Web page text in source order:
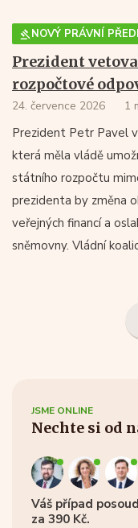
NOVÝ PRÁVNÍ
Prezident
rozpočtové
24. července 2026 1
Prezident Petr Pavel
která měla vládě
státního rozpočtu
prezidenta by změna
veřejných financí a
sněmovny. Vládní
JSME ONLINE
Nechte si od
Váš případ
za 390 Kč.